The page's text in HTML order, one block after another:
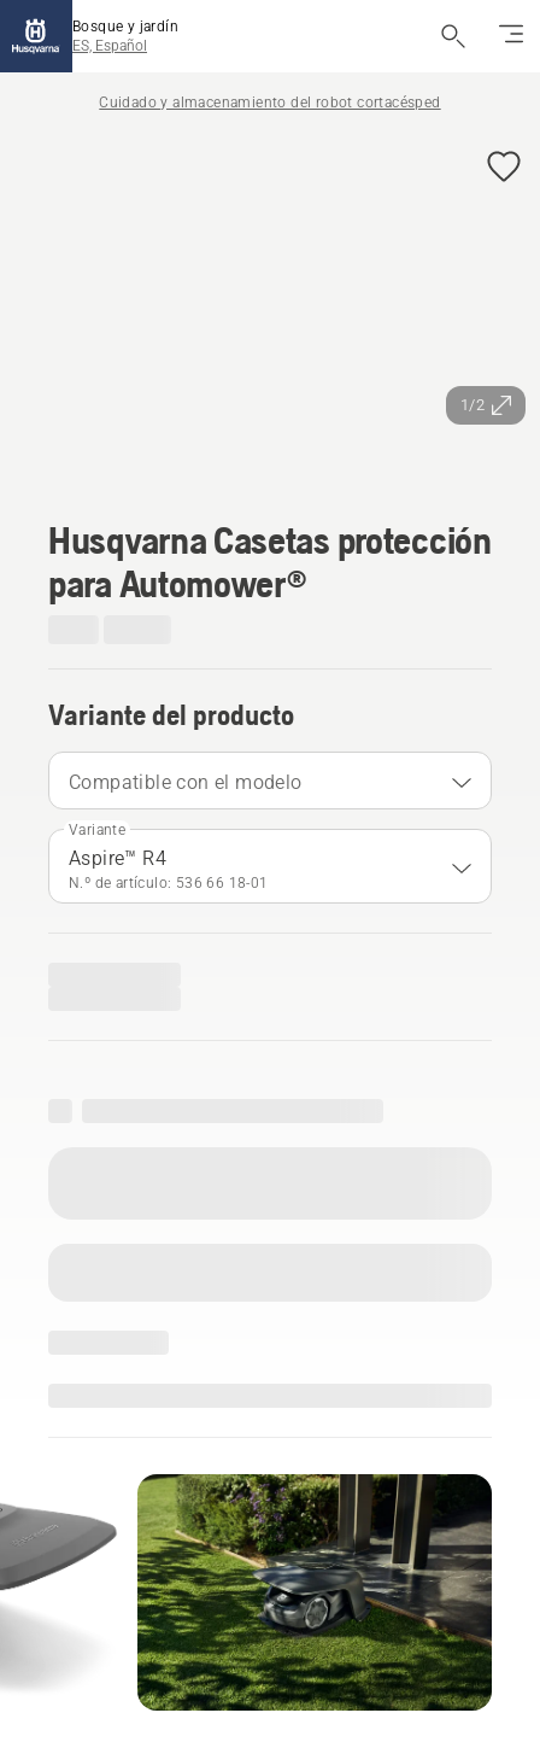
Bosque y jardín
ES, Español
Cuidado y almacenamiento del robot cortacésped
1/2
Husqvarna Casetas protección
para Automower®
Variante del producto
Compatible con el modelo
Variante
Aspire™ R4
N.º de artículo: 536 66 18‑01